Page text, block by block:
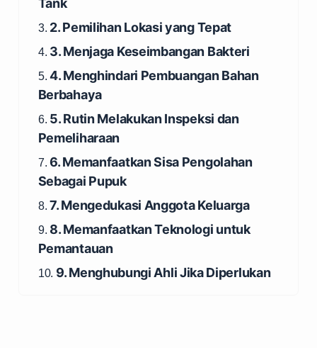
3. 2. Pemilihan Lokasi yang Tepat
4. 3. Menjaga Keseimbangan Bakteri
5.4. Menghindari Pembuangan Bahan
Berbahaya
6. 5. Rutin Melakukan Inspeksi dan
Pemeliharaan
7.6. Memanfaatkan Sisa Pengolahan
Sebagai Pupuk
8.7. Mengedukasi Anggota Keluarga
9. 8. Memanfaatkan Teknologi untuk
Pemantauan
10. 9. Menghubungi Ahli Jika Diperlukan